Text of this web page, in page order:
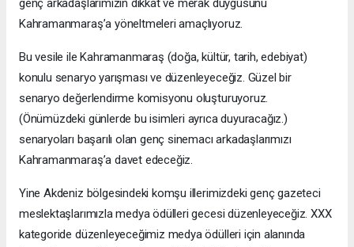
genç arkadaşlarımızın dikkat ve merak duygusunu
Kahramanmaraş’a yöneltmeleri amaçlıyoruz.
Bu vesile ile Kahramanmaraş (doğa, kültür, tarih, edebiyat)
konulu senaryo yarışması ve düzenleyeceğiz. Güzel bir
senaryo değerlendirme komisyonu oluşturuyoruz.
(Önümüzdeki günlerde bu isimleri ayrıca duyuracağız.)
senaryoları başarılı olan genç sinemacı arkadaşlarımızı
Kahramanmaraş’a davet edeceğiz.
Yine Akdeniz bölgesindeki komşu illerimizdeki genç gazeteci
meslektaşlarımızla medya ödülleri gecesi düzenleyeceğiz. XXX
kategoride düzenleyeceğimiz medya ödülleri için alanında